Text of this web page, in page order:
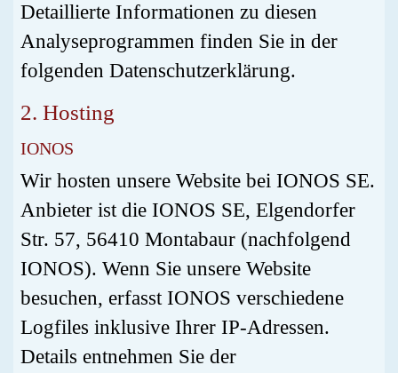
Detaillierte Informationen zu diesen
Analyseprogrammen finden Sie in der
folgenden Datenschutzerklärung.
2. Hosting
IONOS
Wir hosten unsere Website bei IONOS SE.
Anbieter ist die IONOS SE, Elgendorfer
Str. 57, 56410 Montabaur (nachfolgend
IONOS). Wenn Sie unsere Website
besuchen, erfasst IONOS verschiedene
Logfiles inklusive Ihrer IP-Adressen.
Details entnehmen Sie der